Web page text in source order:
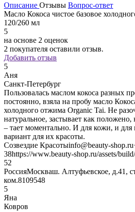
Описание Отзывы Вопрос-ответ
Масло Кокоса чистое базовое
120/260 мл
5
на основе 2 оценок
2 покупателя оставили отзыв.
Добавить отзыв
5
Аня
Санкт-Петербург
Пользовалась маслом кокоса разных
постоянно, взяла на пробу масло
холодного отжима Organic Tai. Не
натуральное, застывает как положено,
– тает моментально. И для кожи, и для
вариант для их красоты.
Созвездие Красотыinfo@beauty-shop.ru
38https://www.beauty-shop.ru/assets/
52
РоссияМоскваш. Алтуфьевское, д.41,
ком.8109548
5
Яна
Ковров